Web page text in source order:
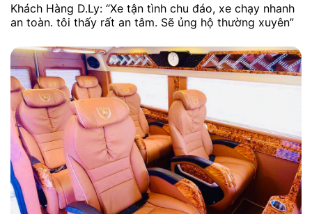
Khách Hàng D.Ly: “Xe tận tình chu đáo, xe chạy nhanh
an toàn. tôi thấy rất an tâm. Sẽ ủng hộ thường xuyên”